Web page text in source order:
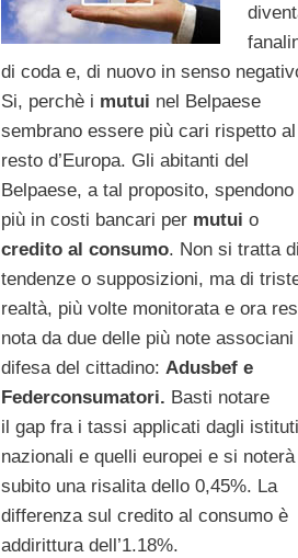
di coda e, di nuovo in senso
Si, perchè i mutui nel Belpaese
sembrano essere più cari rispetto al
resto d’Europa. Gli abitanti del
Belpaese, a tal proposito, spendono
più in costi bancari per mutui o
credito al consumo. Non si tratta di
tendenze o supposizioni, ma di
realtà, più volte monitorata e ora
nota da due delle più note associani
difesa del cittadino: Adusbef e
Federconsumatori. Basti notare
il gap fra i tassi applicati dagli istituti
nazionali e quelli europei e si noterà
subito una risalita dello 0,45%. La
differenza sul credito al consumo è
addirittura dell’1.18%.